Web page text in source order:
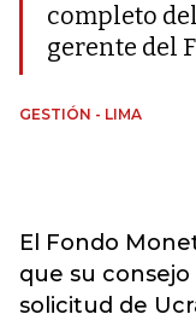
completo
gerente del
GESTIÓN - LIMA
El Fondo
que su
solicitud de